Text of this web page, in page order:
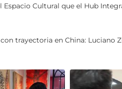
Cultural que el Hub
trayectoria en China: Luciano